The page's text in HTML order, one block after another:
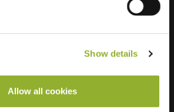
Show details
Allow all cookies
VISA, Chargecard,